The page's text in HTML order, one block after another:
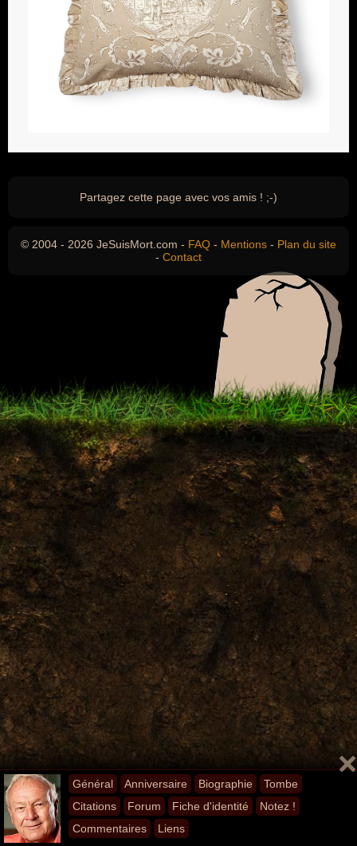
Général Anniversaire Biographie
Tombe
Citations
Forum Fiche d'identité
Notez !
Commentaires
Liens
Partagez cette page avec vos amis ! ;-)
© 2004 - 2026 JeSuisMort.com - FAQ - Mentions - Plan du site
- Contact